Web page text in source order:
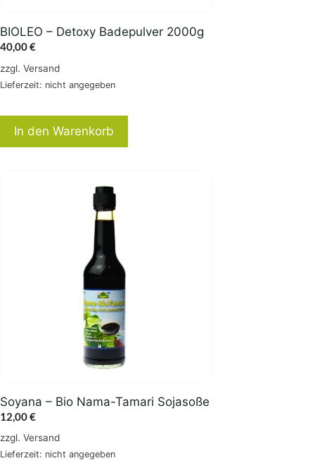
BIOLEO – Detoxy Badepulver 2000g
40,00€
zzgl. Versand
Lieferzeit: nicht angegeben
In den Warenkorb
Soyana – Bio Nama-Tamari Sojasoße
12,00€
zzgl. Versand
Lieferzeit: nicht angegeben